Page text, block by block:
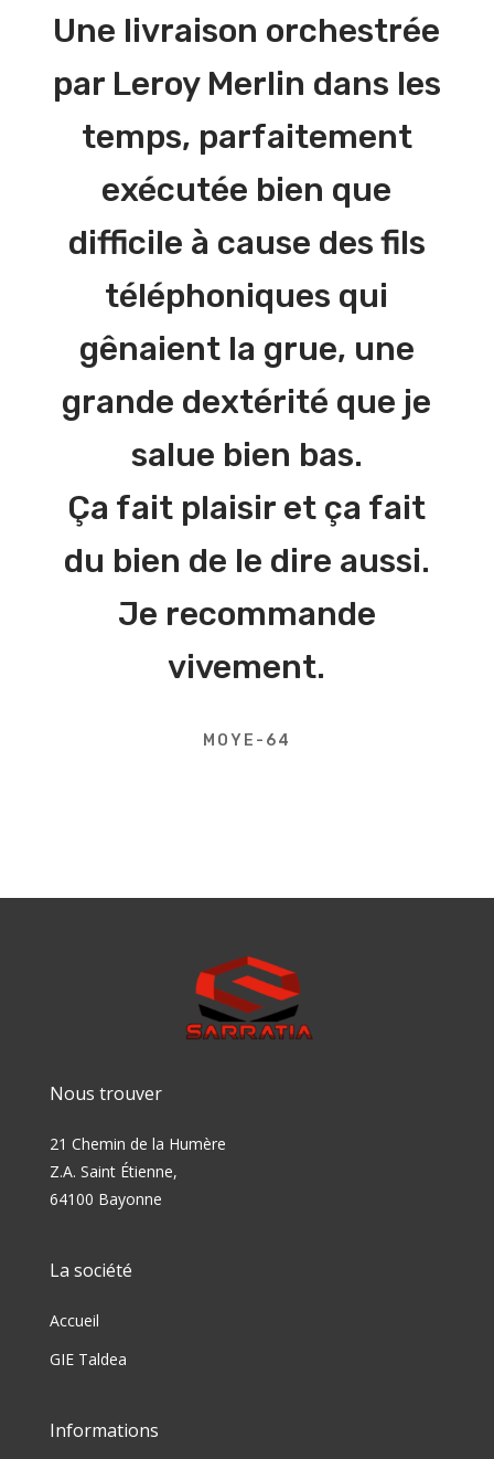
Une livraison orchestrée
par Leroy Merlin dans les
temps, parfaitement
exécutée bien que
difficile à cause des fils
téléphoniques qui
gênaient la grue, une
grande dextérité que je
salue bien bas.
Ça fait plaisir et ça fait
du bien de le dire aussi.
Je recommande
vivement.
MOYE-64
Nous trouver
21 Chemin de la Humère
Z.A. Saint Étienne,
64100 Bayonne
La société
Accueil
GIE Taldea
Informations